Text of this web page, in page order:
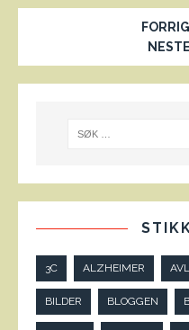
3C ALZHEIMER
BILDER BLOGGEN